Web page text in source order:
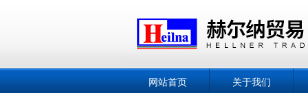
网站首页 关于我们